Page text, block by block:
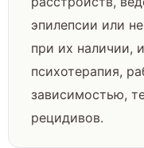
эпилепсии или
при их наличии,
психотерапия,
зависимостью,
рецидивов.